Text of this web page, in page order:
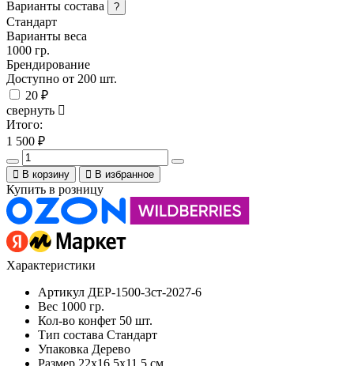
Варианты состава ?
Стандарт
Варианты веса
1000 гр.
Брендирование
Доступно от 200 шт.
20 ₽
свернуть
Итого:
1 500 ₽
В корзину В избранное
Купить в розницу
Характеристики
Артикул ДЕР-1500-3ст-2027-6
Вес 1000 гр.
Кол-во конфет 50 шт.
Тип состава Стандарт
Упаковка Дерево
Размер 22x16,5x11,5 см